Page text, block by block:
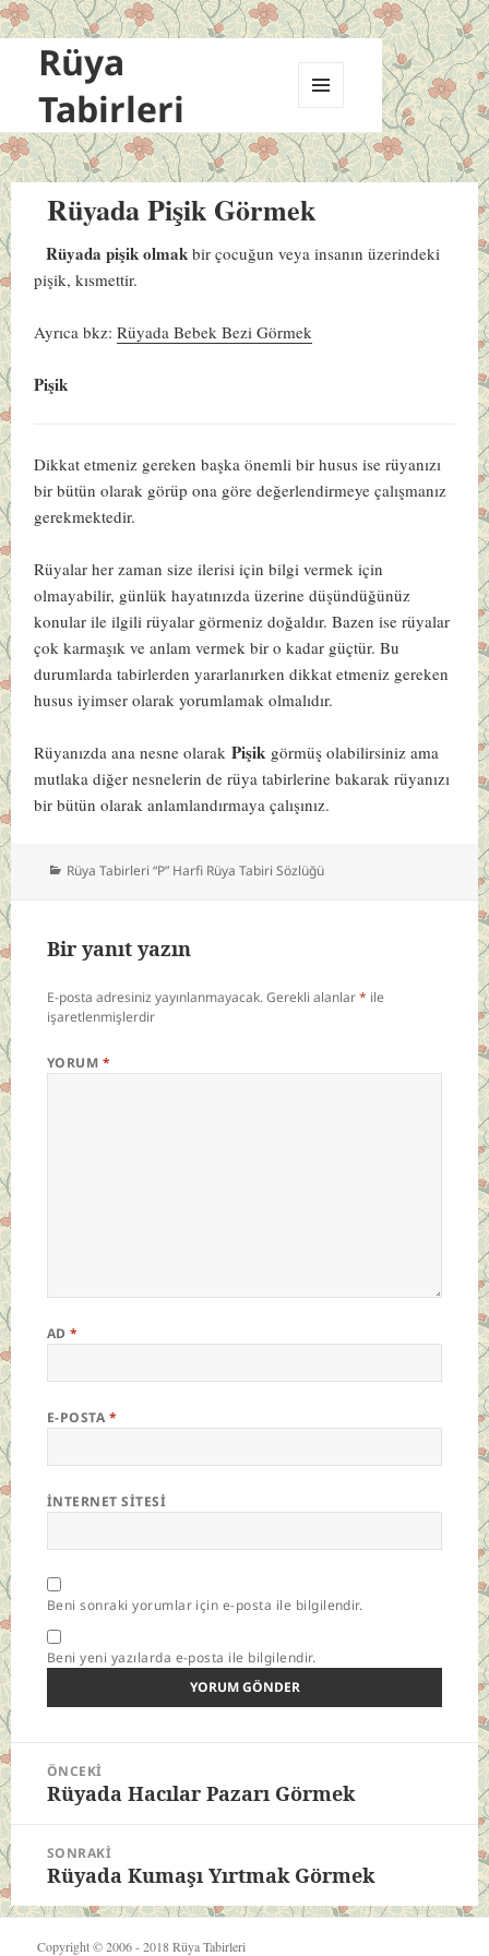
Rüya
Tabirleri
VE
BILEŞENLER
Rüyada Pişik Görmek
Rüyada pişik olmak bir çocuğun veya insanın üzerindeki
pişik, kısmettir.
Ayrıca bkz:Rüyada Bebek Bezi Görmek
Pişik
Dikkat etmeniz gereken başka önemli bir husus ise rüyanızı
bir bütün olarak görüp ona göre değerlendirmeye çalışmanız
gerekmektedir.
Rüyalar her zaman size ilerisi için bilgi vermek için
olmayabilir, günlük hayatınızda üzerine düşündüğünüz
konular ile ilgili rüyalar görmeniz doğaldır. Bazen ise rüyalar
çok karmaşık ve anlam vermek bir o kadar güçtür. Bu
durumlarda tabirlerden yararlanırken dikkat etmeniz gereken
husus iyimser olarak yorumlamak olmalıdır.
Rüyanızda ana nesne olarakPişik görmüş olabilirsiniz ama
mutlaka diğer nesnelerin de rüya tabirlerine bakarak rüyanızı
bir bütün olarak anlamlandırmaya çalışınız.
Kategoriler
Rüya Tabirleri “P” Harfi Rüya Tabiri Sözlüğü
Bir yanıt yazın
E-posta adresiniz yayınlanmayacak.Gerekli alanlar* ile
işaretlenmişlerdir
YORUM *
AD*
E-POSTA *
İNTERNET SITESI
Beni sonraki yorumlar için e-posta ile bilgilendir.
Beni yeni yazılarda e-posta ile bilgilendir.
Yazı
gezinmesi
ÖNCEKI
Önceki
Rüyada Hacılar Pazarı Görmek
SONRAKI
Sonraki
yazı:
Rüyada Kumaşı Yırtmak Görmek
Copyright © 2006 - 2018Rüya Tabirleri